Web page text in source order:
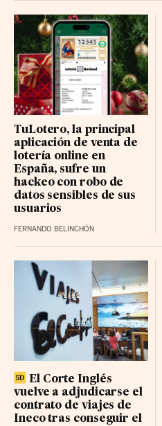
CELLNEX TELECOM BR 27.56 (0.76%)
REPSOL BR 25.28 (-0.18%)
CAIXABANK 12.82 (-0.06%)
FLUIDRA BR 20.36 (0.04%)
FERROVIAL RG 57.36 (0.26%)
PUIG BRANDS B RG 16.88 (0.07%)
LABOR. FARMAC. R BR 58.35 (-0.25%)
GRIFOLS-A BR
ACCIONA BR 140.7239 (0%)
UNICAJA BANCO BR 3.514 (-0.002%)
24.6 (0.01%)
LOGISTA INTEGRAL BR 36.7 (0.34%)
NATURGY GRP BR 28.72 (-0.06%)
TuLotero, la principal
aplicación de venta de
lotería online en
España, sufre un
hackeo con robo de
datos sensibles de sus
usuarios
FERNANDO BELINCHÓN
El Corte Inglés
vuelve a adjudicarse el
contrato de viajes de
Ineco tras conseguir el